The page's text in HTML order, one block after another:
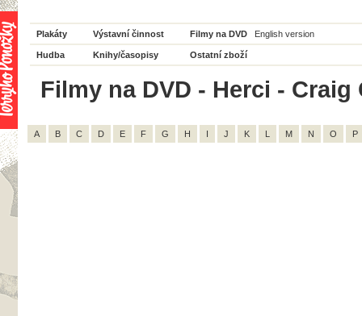
Plakáty Výstavní činnost Filmy na DVD English version
Hudba Knihy/časopisy Ostatní zboží
Filmy na DVD - Herci -
A B C D E F G H I J K L M N O P